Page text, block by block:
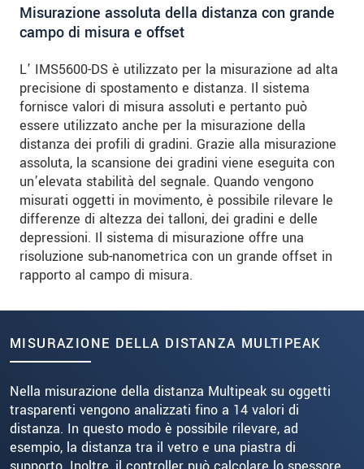
Misurazione assoluta della distanza con grande
campo di misura e offset
L' IMS5600-DS è utilizzato per la misurazione ad alta
precisione di spostamento e distanza. Il sistema
fornisce valori di misura assoluti e pertanto può
essere utilizzato anche per la misurazione della
distanza dei profili di gradini. Grazie alla misurazione
assoluta, la scansione dei gradini viene eseguita con
un’elevata stabilità del segnale. Quando vengono
misurati oggetti in movimento, è possibile rilevare le
differenze di altezza dei talloni, dei gradini e delle
depressioni. Il sistema di misurazione offre una
risoluzione sub-nanometrica con un grande offset in
rapporto al campo di misura.
MISURAZIONE DELLA DISTANZA MULTIPEAK
Nella misurazione della distanza Multipeak su oggetti
trasparenti vengono analizzati fino a 14 valori di
distanza. In questo modo è possibile rilevare, ad
esempio, la distanza tra il vetro e una piastra di